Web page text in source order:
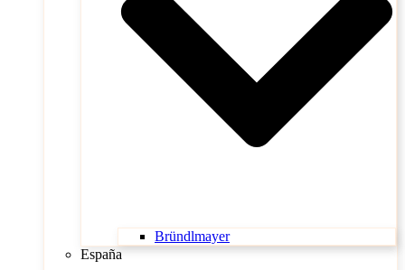
Bründlmayer
España